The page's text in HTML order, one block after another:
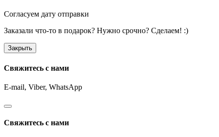
Согласуем дату отправки
Заказали что-то в подарок? Нужно срочно? Сделаем! :)
Закрыть
Свяжитесь с нами
E-mail, Viber, WhatsApp
Свяжитесь с нами